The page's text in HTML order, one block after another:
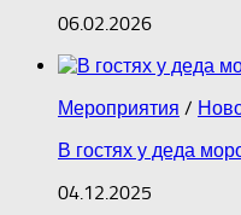
06.02.2026
Мероприятия /
В гостях у деда
04.12.2025